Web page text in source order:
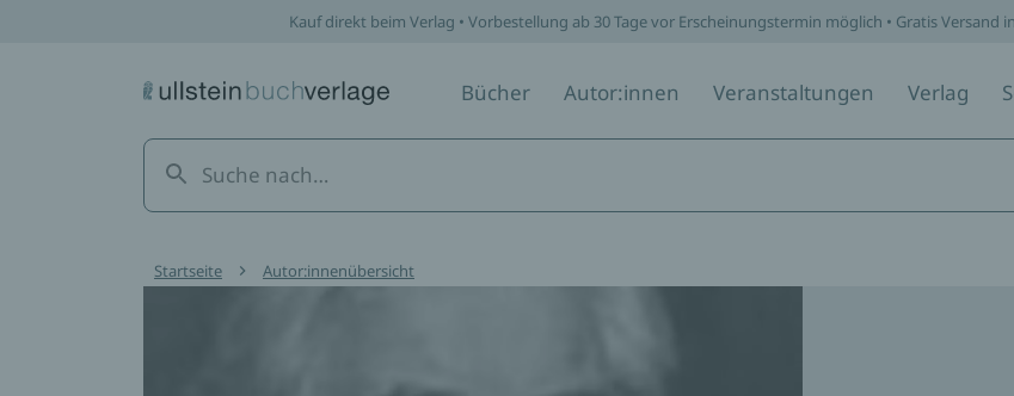
Kauf direkt beim Verlag • Vorbestellung ab 30 Tage vor Erscheinungstermin möglich • Gratis Versand
Bücher Autor:innen Veranstaltungen Verlag
Startseite Autor:innenübersicht